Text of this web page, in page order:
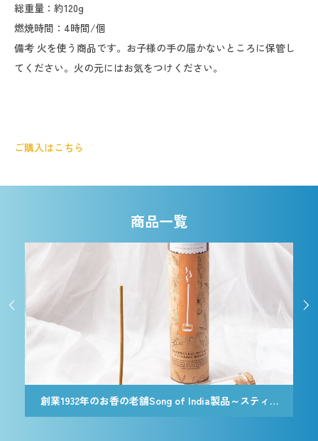
総重量：約120g
燃焼時間：4時間/個
備考 火を使う商品です。お子様の手の届かないところに保管し
てください。火の元にはお気をつけください。
ご購入はこちら
商品一覧
創業1932年のお香の老舗Song of India製品～スティック香＆お香立てセット[Botanicaly Collection] – ゴジモロ オレンジ
 